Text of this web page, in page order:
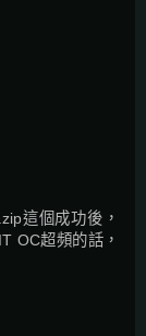
這個成功後，
OC超頻的話，